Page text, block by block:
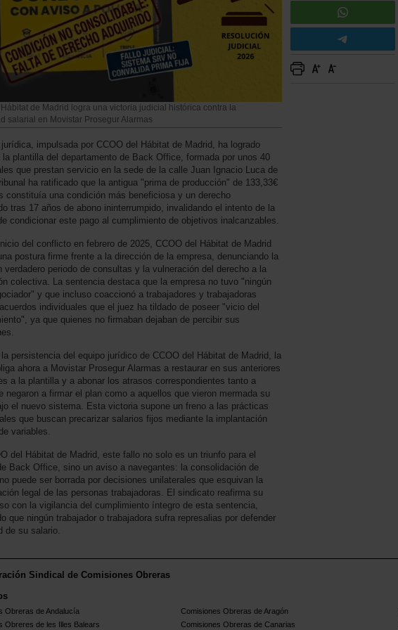
de Madrid logra una victoria judicial histórica contra la
salarial en Movistar Prosegur Alarmas
impulsada por CCOO del Hábitat de Madrid, ha logrado
la plantilla del departamento de Back Office, formada por unos 40
que prestan servicio en la sede de la calle Juan Ignacio Luca de
ha ratificado que la antigua "prima de producción" de 133,33€
constituía una condición más beneficiosa y un derecho
tras 17 años de abono ininterrumpido, invalidando el intento de la
condicionar este pago al cumplimiento de objetivos inalcanzables.
del conflicto en febrero de 2025, CCOO del Hábitat de Madrid
postura firme frente a la dirección de la empresa, denunciando la
verdadero periodo de consultas y la vulneración del derecho a la
colectiva. La sentencia destaca que la empresa no tuvo "ningún
y que incluso coaccionó a trabajadores y trabajadoras
individuales que el juez ha tildado de poseer "vicio del
ya que quienes no firmaban dejaban de percibir sus
persistencia del equipo jurídico de CCOO del Hábitat de Madrid, la
ahora a Movistar Prosegur Alarmas a restaurar en sus anteriores
a la plantilla y a abonar los atrasos correspondientes tanto a
negaron a firmar el plan como a aquellos que vieron mermada su
el nuevo sistema. Esta victoria supone un freno a las prácticas
que buscan precarizar salarios fijos mediante la implantación
variables.
del Hábitat de Madrid, este fallo no solo es un triunfo para el
Back Office, sino un aviso a navegantes: la consolidación de
puede ser borrada por decisiones unilaterales que esquivan la
legal de las personas trabajadoras. El sindicato reafirma su
con la vigilancia del cumplimiento íntegro de esta sentencia,
que ningún trabajador o trabajadora sufra represalias por defender
de su salario.
Sindical de Comisiones Obreras
Obreras de Andalucía Comisiones Obreras de Aragón
Obreres de les Illes Balears
Comisiones Obreras de Canarias